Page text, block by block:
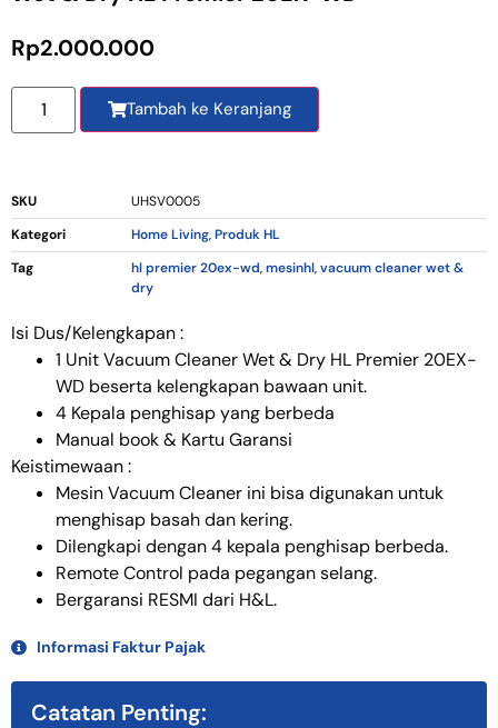
Rp2.000.000
Tambah ke Keranjang
SKU
UHSV0005
Kategori
Home Living,Produk HL
Tag
hl premier 20ex-wd,mesinhl,vacuum cleaner wet &
dry
Isi Dus/Kelengkapan :
1 Unit Vacuum Cleaner Wet & Dry HL Premier 20EX-
WD beserta kelengkapan bawaan unit.
4 Kepala penghisap yang berbeda
Manual book & Kartu Garansi
Keistimewaan :
Mesin Vacuum Cleaner ini bisa digunakan untuk
menghisap basah dan kering.
Dilengkapi dengan 4 kepala penghisap berbeda.
Remote Control pada pegangan selang.
Bergaransi RESMI dari H&L.
Informasi Faktur Pajak
Catatan Penting: